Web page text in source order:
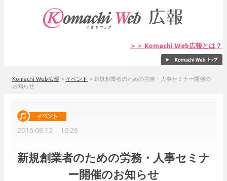
＞＞ Komachi Web広報とは？
Komachi Web広報 > イベント > 新規創業者のための労務・人事セミナー開催の
お知らせ
2016.08.12 10:26
新規創業者のための労務・人事セミナ
ー開催のお知らせ